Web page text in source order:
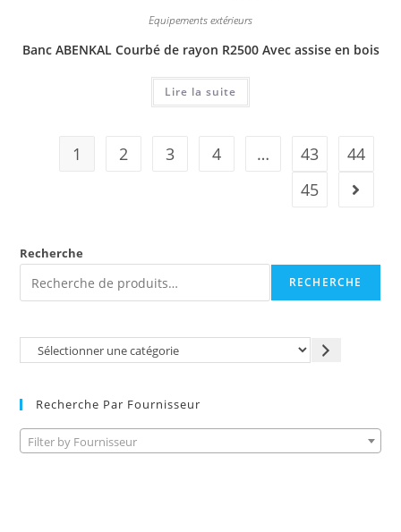
Equipements extérieurs
Banc ABENKAL Courbé de rayon R2500 Avec assise en bois
Lire la suite
1 2 3 4 … 43
44
45
Recherche
RECHERCHE
Recherche Par Fournisseur
Filter by Fournisseur